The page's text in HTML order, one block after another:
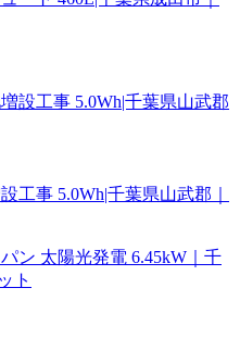
工事 5.0Wh|千葉県山武郡｜